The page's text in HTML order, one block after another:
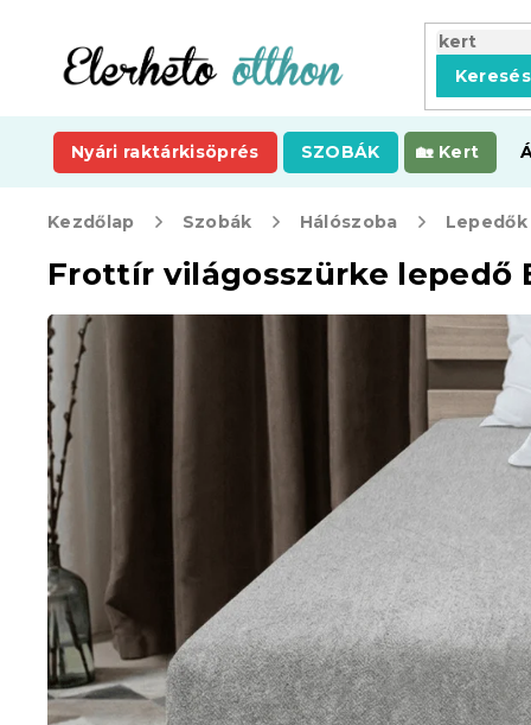
tartalomhoz
Keresés
Nyári raktárkisöprés SZOBÁK Kert
Kezdőlap Szobák Hálószoba Lepedők
Frottír világosszürke lepedő